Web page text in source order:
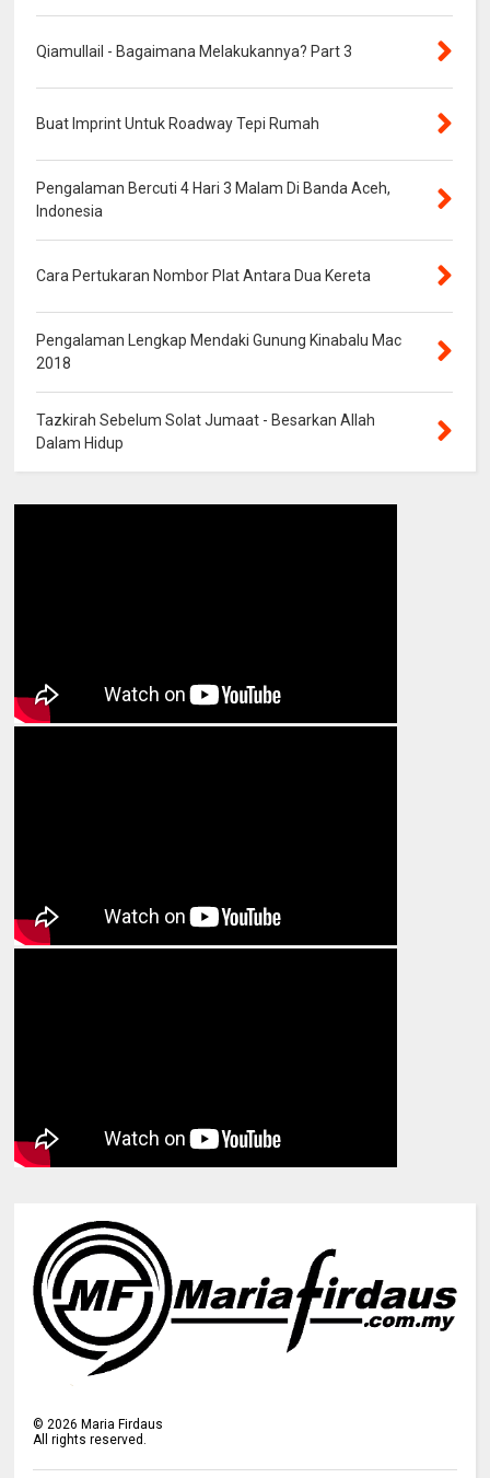
Qiamullail - Bagaimana Melakukannya? Part 3
Buat Imprint Untuk Roadway Tepi Rumah
Pengalaman Bercuti 4 Hari 3 Malam Di Banda Aceh,
Indonesia
Cara Pertukaran Nombor Plat Antara Dua Kereta
Pengalaman Lengkap Mendaki Gunung Kinabalu Mac
2018
Tazkirah Sebelum Solat Jumaat - Besarkan Allah
Dalam Hidup
©2026 Maria Firdaus
All rights reserved.